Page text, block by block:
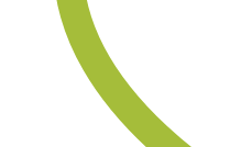
quantity